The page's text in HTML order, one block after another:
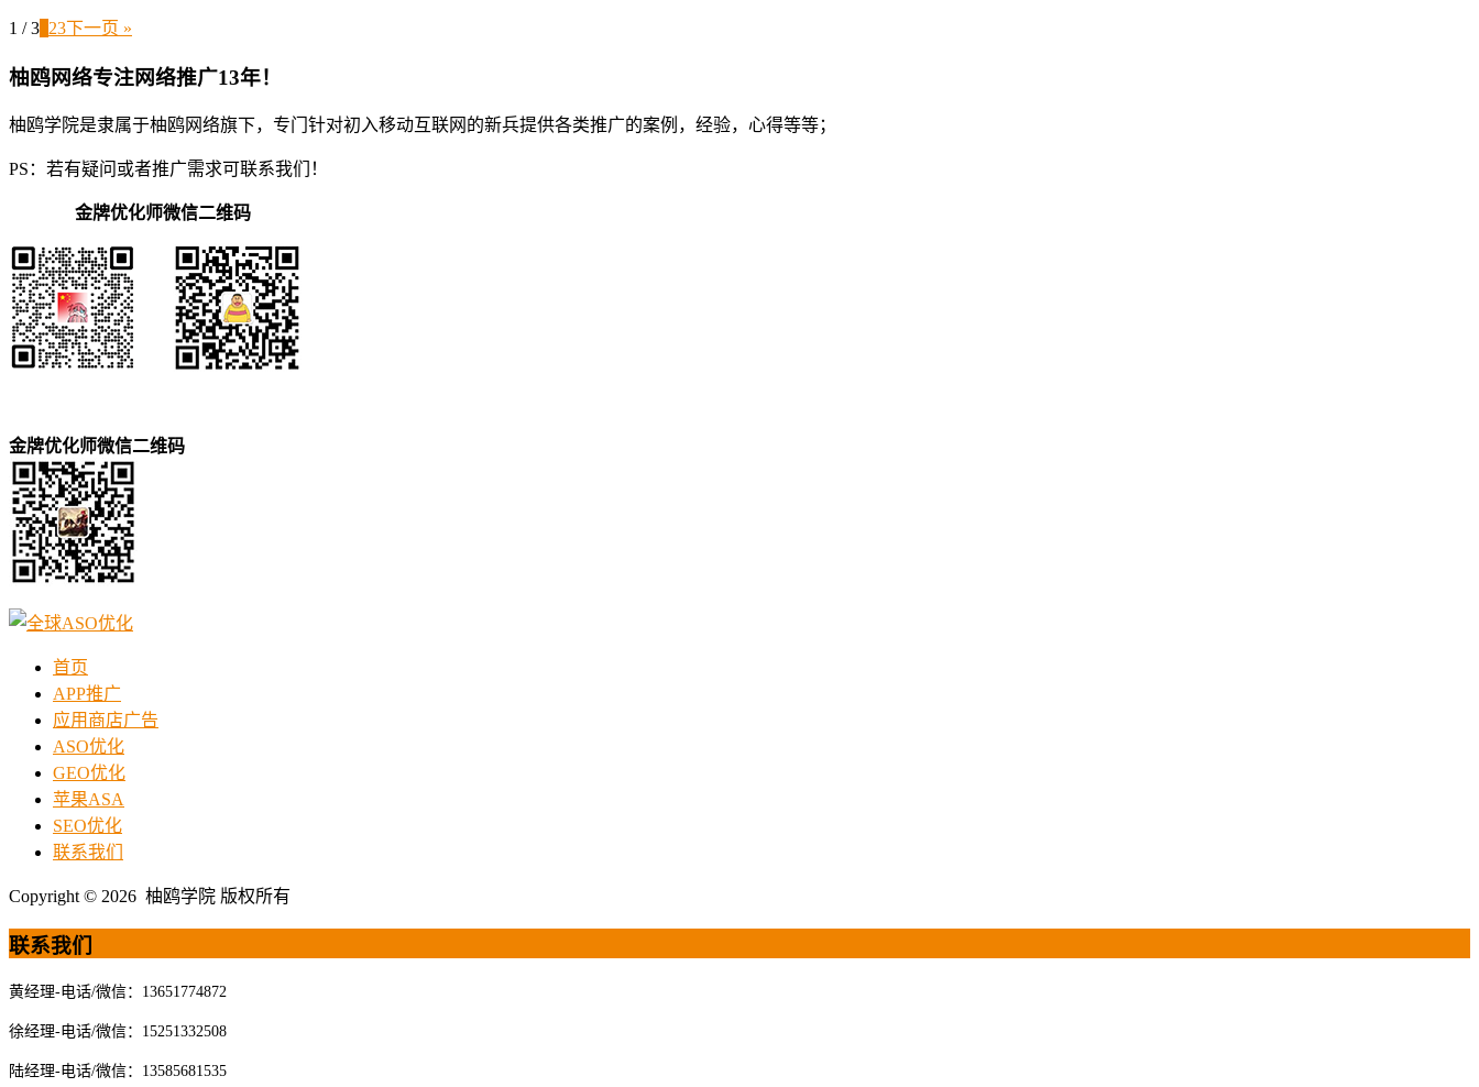
1 / 3 23下一页 »
柚鸥网络专注网络推广13年！
柚鸥学院是隶属于柚鸥网络旗下，专门针对初入移动互联网的新兵提供各类推广的案例，经验，心得等等；
PS：若有疑问或者推广需求可联系我们！
金牌优化师微信二维码
金牌优化师微信二维码
首页
APP推广
应用商店广告
ASO优化
GEO优化
苹果ASA
SEO优化
联系我们
Copyright © 2026 柚鸥学院 版权所有
联系我们
黄经理-电话/微信：13651774872
徐经理-电话/微信：15251332508
陆经理-电话/微信：13585681535